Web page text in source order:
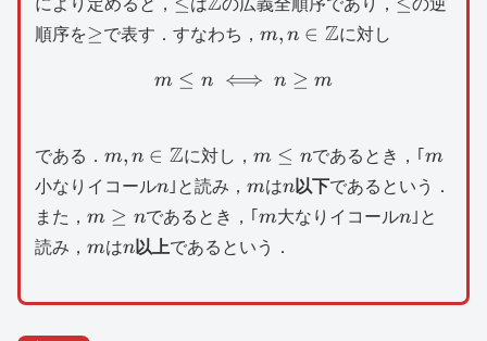
により定めると， は の広義全順序であり，
の逆
順序を\ge
≥で表す．すなわち， m,n\in
m, n ∈ Zに対し
m\le n\iff n\ge m
m ≤ n ⟺ n ≥ m
である． m,n\in
\mathbb{Z}
m, n ∈ Zに対し， m\le
n
m ≤ nであるとき，｢ m
m
小なりイコールn
n｣と読み， m
mはn
n以下であるという．
また， m\ge
n
m ≥ nであるとき，｢ m
m大なりイコールn
n｣と
読み， m
mはn
n以上であるという．